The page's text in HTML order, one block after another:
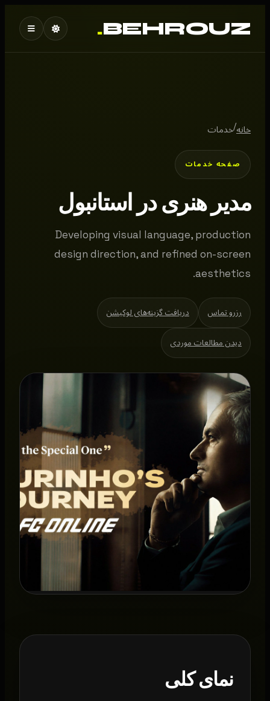
BEHROUZ
.
خانه/خدمات
صفحه خدمات
مدیر هنری در استانبول
Developing visual language, production
design direction, and refined on-screen
aesthetics.
رزرو تماس دریافت گزینه‌های لوکیشن
دیدن مطالعات موردی
نمای کلی